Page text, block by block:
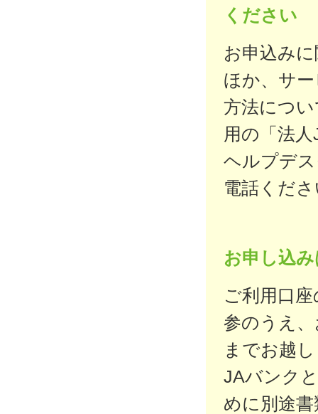
ください
お申込み
ほか、サ
方法につ
用の「法
ヘルプデ
電話くだ
お申し込
ご利用口
参のうえ
までお越
JAバンク
めに別途